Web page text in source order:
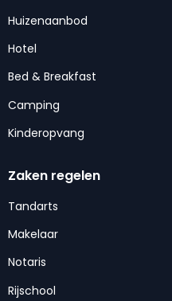
Huizenaanbod
Hotel
Bed & Breakfast
Camping
Kinderopvang
Zaken regelen
Tandarts
Makelaar
Notaris
Rijschool